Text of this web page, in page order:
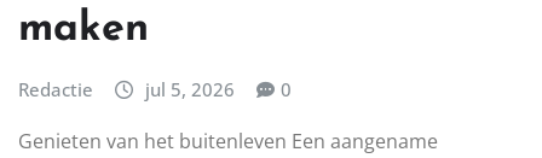
maken
Redactie jul 5, 2026 0
Genieten van het buitenleven Een aangename